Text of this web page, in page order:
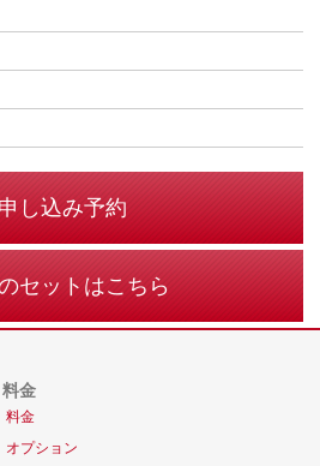
し込み予約
セットはこちら
料金
料金
オプション